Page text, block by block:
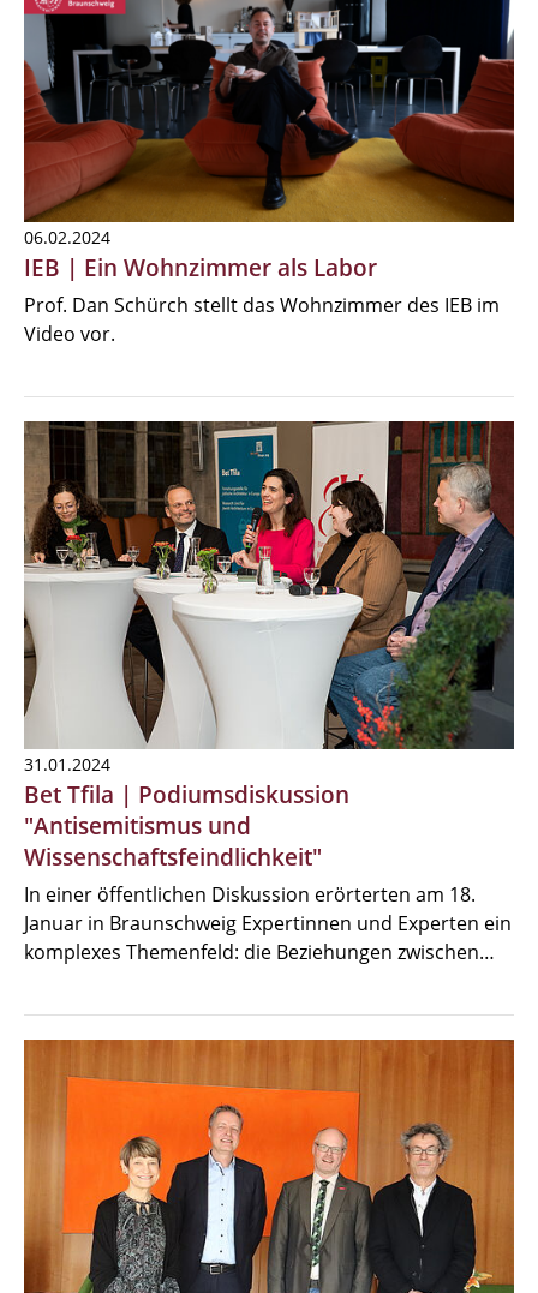
06.02.2024
IEB | Ein Wohnzimmer als Labor
Prof. Dan Schürch stellt das Wohnzimmer des IEB im
Video vor.
31.01.2024
Bet Tfila | Podiumsdiskussion
"Antisemitismus und
Wissenschaftsfeindlichkeit"
In einer öffentlichen Diskussion erörterten am 18.
Januar in Braunschweig Expertinnen und Experten ein
komplexes Themenfeld: die Beziehungen zwischen…